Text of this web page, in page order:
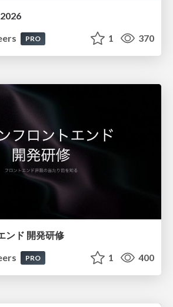
PRO 1 370
ンド 開発研修
PRO 1 400